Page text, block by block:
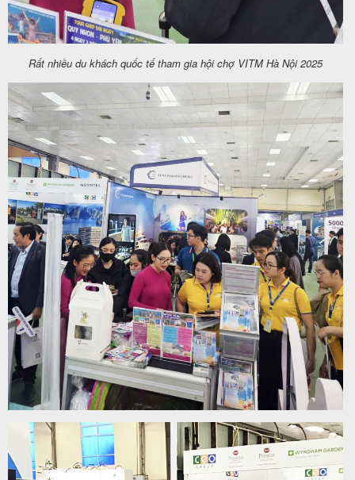
Rất nhiều du khách quốc tế tham gia hội chợ VITM Hà Nội 2025